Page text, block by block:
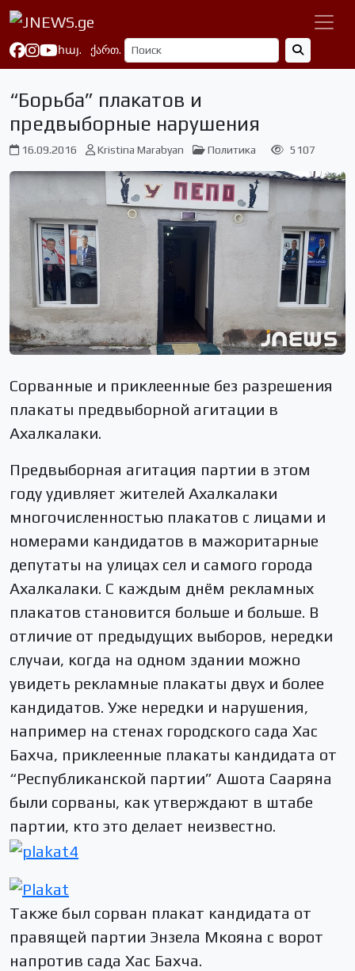
հայ. ქართ.
“Борьба” плакатов и
предвыборные нарушения
16.09.2016 Kristina Marabyan Политика 5107
Сорванные и приклеенные без разрешения
плакаты предвыборной агитации в
Ахалкалаки.
Предвыборная агитация партии в этом
году удивляет жителей Ахалкалаки
многочисленностью плакатов с лицами и
номерами кандидатов в мажоритарные
депутаты на улицах сел и самого города
Ахалкалаки. С каждым днём рекламных
плакатов становится больше и больше. В
отличие от предыдущих выборов, нередки
случаи, когда на одном здании можно
увидеть рекламные плакаты двух и более
кандидатов. Уже нередки и нарушения,
например на стенах городского сада Хас
Бахча, приклеенные плакаты кандидата от
“Республиканской партии” Ашота Сааряна
были сорваны, как утверждают в штабе
партии, кто это делает неизвестно.
Также был сорван плакат кандидата от
правящей партии Энзела Мкояна с ворот
напротив сада Хас Бахча.